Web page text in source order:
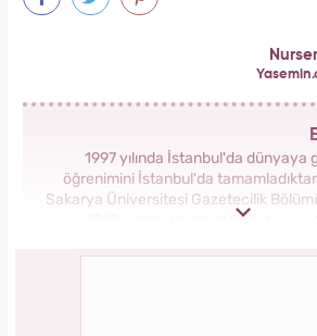
1997 yılında İstanbul'da dünyaya
öğrenimini İstanbul'da
Sakarya Üniversitesi Gazetecilik
2018 yılında Hürriyet Gazetesi ve
Grubu bünyesinde yer alan